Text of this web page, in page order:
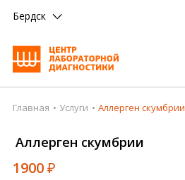
Бердск
Главная
Анализы
Врачи
Главная Услуги Аллерген скумбрии
Аллерген скумбрии
1900₽